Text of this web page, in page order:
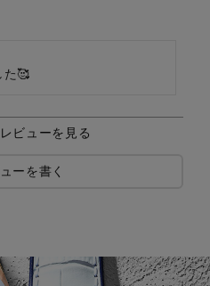
た🥰
ビューを見る
ーを書く